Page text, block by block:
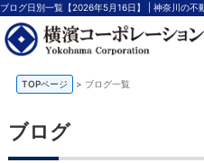
TOPページ > ブログ一覧
ブログ